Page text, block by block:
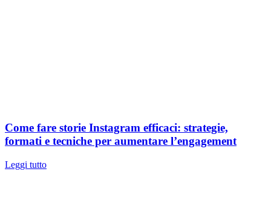
Come fare storie Instagram efficaci: strategie,
formati e tecniche per aumentare l’engagement
Leggi tutto